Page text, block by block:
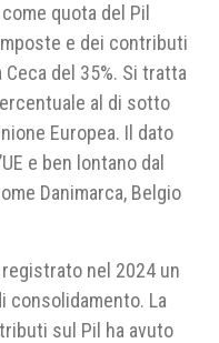
quota del Pil
e dei contributi
del 35%. Si tratta
al di sotto
Europea. Il dato
e ben lontano dal
Danimarca, Belgio
nel 2024 un
consolidamento. La
sul Pil ha avuto